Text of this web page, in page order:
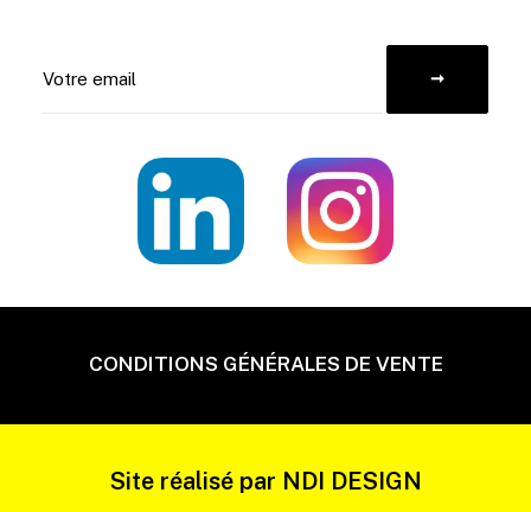
CONDITIONS GÉNÉRALES DE VENTE
Site réalisé par NDI DESIGN